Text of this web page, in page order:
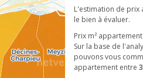
L'estimation de prix
le bien à évaluer.
Prix m² appartement
Sur la base de
pouvons vous
appartement entre